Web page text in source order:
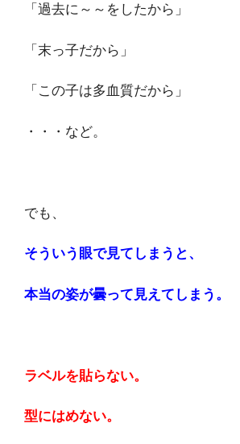
「過去に～～をしたから」
「末っ子だから」
「この子は多血質だから」
・・・など。
でも、
そういう眼で見てしまうと、
本当の姿が曇って見えてしまう。
ラベルを貼らない。
型にはめない。